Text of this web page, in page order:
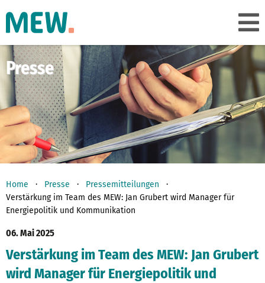
Presse
Home Presse
Pressemitteilungen
Verstärkung im Team des MEW: Jan Grubert wird Manager für
Energiepolitik und Kommunikation
06. Mai 2025
Verstärkung im Team des MEW: Jan Grubert
wird Manager für Energiepolitik und